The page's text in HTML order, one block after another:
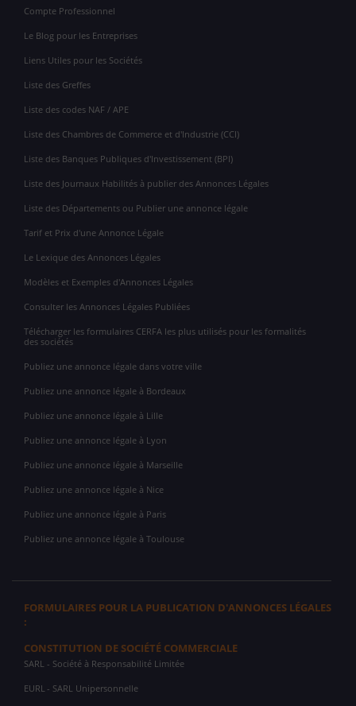
Compte Professionnel
Le Blog pour les Entreprises
Liens Utiles pour les Sociétés
Liste des Greffes
Liste des codes NAF / APE
Liste des Chambres de Commerce et d'Industrie (CCI)
Liste des Banques Publiques d'Investissement (BPI)
Liste des Journaux Habilités à publier des Annonces Légales
Liste des Départements ou Publier une annonce légale
Tarif et Prix d'une Annonce Légale
Le Lexique des Annonces Légales
Modèles et Exemples d'Annonces Légales
Consulter les Annonces Légales Publiées
Télécharger les formulaires CERFA les plus utilisés pour les formalités
des sociétés
Publiez une annonce légale dans votre ville
Publiez une annonce légale à Bordeaux
Publiez une annonce légale à Lille
Publiez une annonce légale à Lyon
Publiez une annonce légale à Marseille
Publiez une annonce légale à Nice
Publiez une annonce légale à Paris
Publiez une annonce légale à Toulouse
FORMULAIRES POUR LA PUBLICATION D'ANNONCES LÉGALES
:
CONSTITUTION DE SOCIÉTÉ COMMERCIALE
SARL - Société à Responsabilité Limitée
EURL - SARL Unipersonnelle